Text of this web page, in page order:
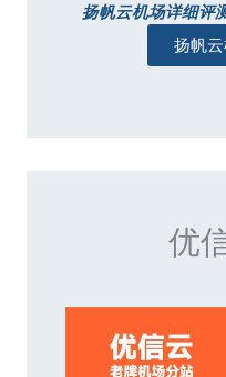
扬帆云机场详细评
扬帆
优